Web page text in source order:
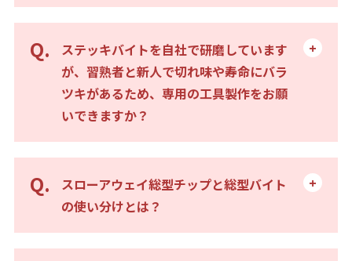
ステッキバイトを自社で研磨しています
が、習熟者と新人で切れ味や寿命にバラ
ツキがあるため、専用の工具製作をお願
いできますか？
スローアウェイ総型チップと総型バイト
の使い分けとは？